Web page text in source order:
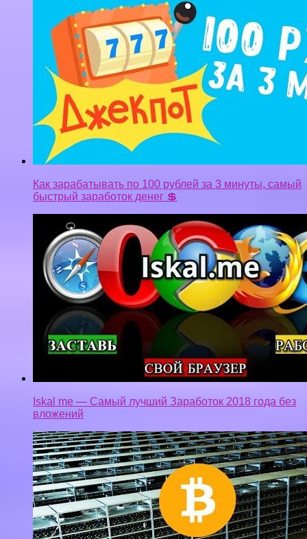
Как зарабатывать по 100 рублей за 3 минуты, самый
быстрый заработок денег 💲
Iskal me — Самый лучший Заработок 2018 года без
вложений